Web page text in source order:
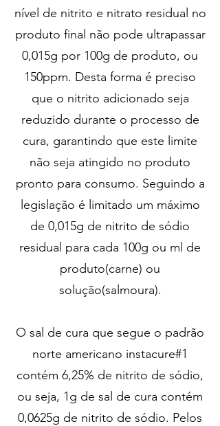
nível de nitrito e nitrato residual no
produto final não pode ultrapassar
0,015g por 100g de produto, ou
150ppm. Desta forma é preciso
que o nitrito adicionado seja
reduzido durante o processo de
cura, garantindo que este limite
não seja atingido no produto
pronto para consumo. Seguindo a
legislação é limitado um máximo
de 0,015g de nitrito de sódio
residual para cada 100g ou ml de
produto(carne) ou
solução(salmoura).
O sal de cura que segue o padrão
norte americano instacure#1
contém 6,25% de nitrito de sódio,
ou seja, 1g de sal de cura contém
0,0625g de nitrito de sódio. Pelos